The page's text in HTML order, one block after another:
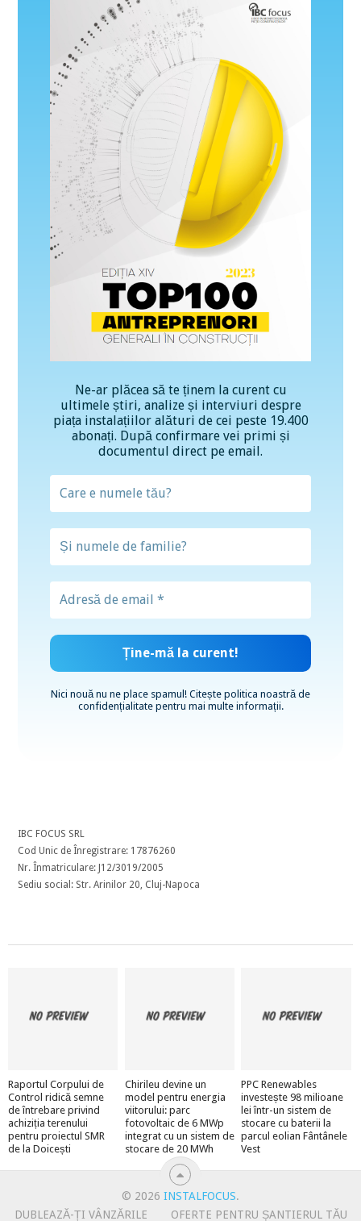
Ne-ar plăcea să te ținem la curent cu
ultimele știri, analize și interviuri despre
piața instalațiilor alături de cei peste 19.400
abonați. După confirmare vei primi și
documentul direct pe email.
Nici nouă nu ne place spamul! Citește politica noastră de
confidențialitatepentru mai multe informații.
IBC FOCUS SRL
Cod Unic de Înregistrare: 17876260
Nr. Înmatriculare: J12/3019/2005
Sediu social: Str. Arinilor 20, Cluj-Napoca
Raportul Corpului de
Control ridică semne
de întrebare privind
achiziția terenului
pentru proiectul SMR
de la Doicești
Chirileu devine un
model pentru energia
viitorului: parc
fotovoltaic de 6 MWp
integrat cu un sistem de
stocare de 20 MWh
PPC Renewables
investește 98 milioane
lei într-un sistem de
stocare cu baterii la
parcul eolian Fântânele
Vest
© 2026 INSTALFOCUS.
DUBLEAZĂ-ȚI VÂNZĂRILE
OFERTE PENTRU ȘANTIERUL TĂU